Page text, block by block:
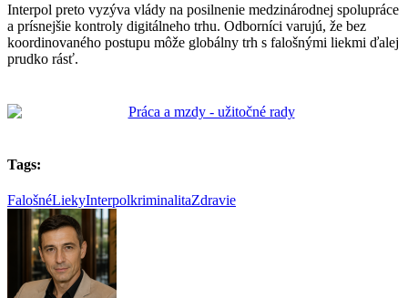
Interpol preto vyzýva vlády na posilnenie medzinárodnej spolupráce
a prísnejšie kontroly digitálneho trhu. Odborníci varujú, že bez
koordinovaného postupu môže globálny trh s falošnými liekmi ďalej
prudko rásť.
Tags:
FalošnéLiekyInterpolkriminalitaZdravie